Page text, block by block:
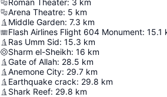
Roman Theater: 3 km
Arena Theatre: 5 km
Middle Garden: 7.3 km
Flash Airlines Flight 604 Monument: 15.1
Ras Umm Sid: 15.3 km
Sharm el-Sheikh: 16 km
Gate of Allah: 28.5 km
Anemone City: 29.7 km
Earthquake crack: 29.8 km
Shark Reef: 29.8 km